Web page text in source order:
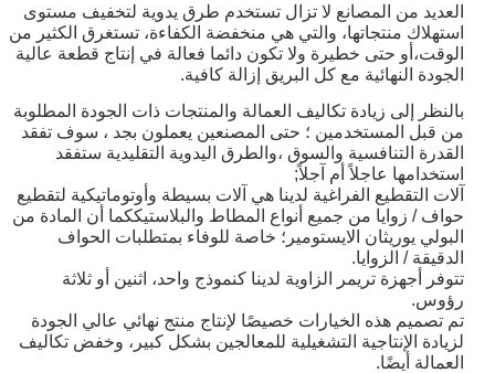
العديد من المصانع لا تزال تستخدم طرق يدوية لتخفيف مستوى
استهلاك منتجاتها، والتي هي منخفضة الكفاءة، تستغرق الكثير من
الوقت،أو حتى خطيرة ولا تكون دائما فعالة في إنتاج قطعة عالية
الجودة النهائية مع كل البريق إزالة كافية.
بالنظر إلى زيادة تكاليف العمالة والمنتجات ذات الجودة المطلوبة
من قبل المستخدمين ؛ حتى المصنعين يعملون بجد ، سوف تفقد
القدرة التنافسية والسوق ،والطرق اليدوية التقليدية ستفقد
استخدامها عاجلاً أم آجلاً;
آلات التقطيع الفراغية لدينا هي آلات بسيطة وأوتوماتيكية لتقطيع
حواف / زوايا من جميع أنواع المطاط والبلاستيككما أن المادة من
البولي يوريثان الايستومير؛ خاصة للوفاء بمتطلبات الحواف
الدقيقة / الزوايا.
تتوفر أجهزة تريمر الزاوية لدينا كنموذج واحد، اثنين أو ثلاثة
رؤوس.
تم تصميم هذه الخيارات خصيصًا لإنتاج منتج نهائي عالي الجودة
لزيادة الإنتاجية التشغيلية للمعالجين بشكل كبير، وخفض تكاليف
العمالة أيضًا.